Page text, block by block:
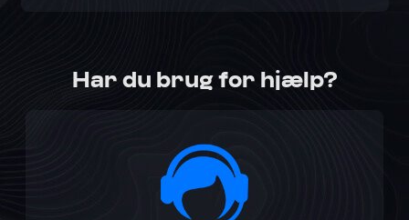
Har du brug for hjælp?